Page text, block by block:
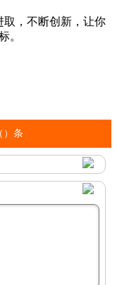
，不断创新，让你
。
）条